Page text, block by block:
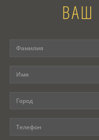
Контакты
ВАШ